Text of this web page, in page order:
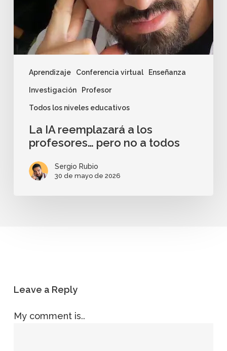
Aprendizaje Conferencia virtual Enseñanza
Investigación Profesor
Todos los niveles educativos
La IA reemplazará a los
profesores… pero no a todos
Sergio Rubio
30 de mayo de 2026
Leave a Reply
My comment is..